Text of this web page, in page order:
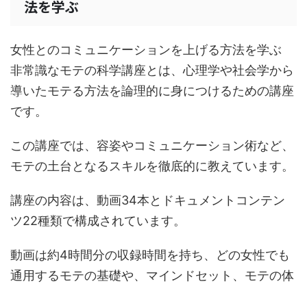
法を学ぶ
女性とのコミュニケーションを上げる方法を学ぶ
非常識なモテの科学講座とは、心理学や社会学から
導いたモテる方法を論理的に身につけるための講座
です。
この講座では、容姿やコミュニケーション術など、
モテの土台となるスキルを徹底的に教えています。
講座の内容は、動画34本とドキュメントコンテン
ツ22種類で構成されています。
動画は約4時間分の収録時間を持ち、どの女性でも
通用するモテの基礎や、マインドセット、モテの体